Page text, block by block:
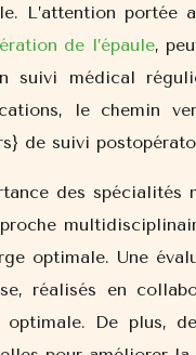
L’attention portée
de l’épaule,
suivi médical
le chemin
de suivi
des
optimale. Une
réalisés en
optimale. De plus,